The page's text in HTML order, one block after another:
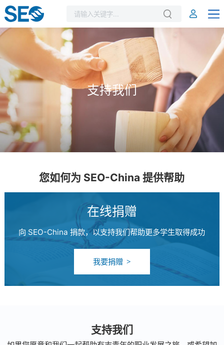
支持我们
您如何为 SEO-China 提供帮助
在线捐赠
向 SEO-China 捐款，以支持我们帮助更多学生取得成功
我要捐赠
支持我们